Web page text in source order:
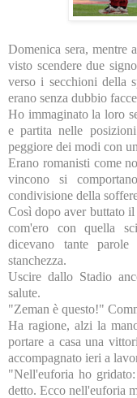
Domenica sera, mentre
visto scendere due
verso i secchioni della
erano senza dubbio
Ho immaginato la loro
e partita nelle
peggiore dei modi con
Erano romanisti come
vincono si
condivisione della
Così dopo aver buttato il
com'ero con quella
dicevano tante
stanchezza.
Uscire dallo Stadio
salute.
"Zeman è questo!"
Ha ragione, alzi la
portare a casa una
accompagnato ieri a
"Nell'euforia ho
detto. Ecco nell'euforia